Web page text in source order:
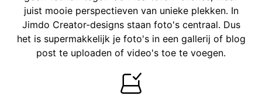
juist mooie perspectieven van unieke plekken. In
Jimdo Creator-designs staan foto's centraal. Dus
het is supermakkelijk je foto's in een gallerij of blog
post te uploaden of video's toe te voegen.